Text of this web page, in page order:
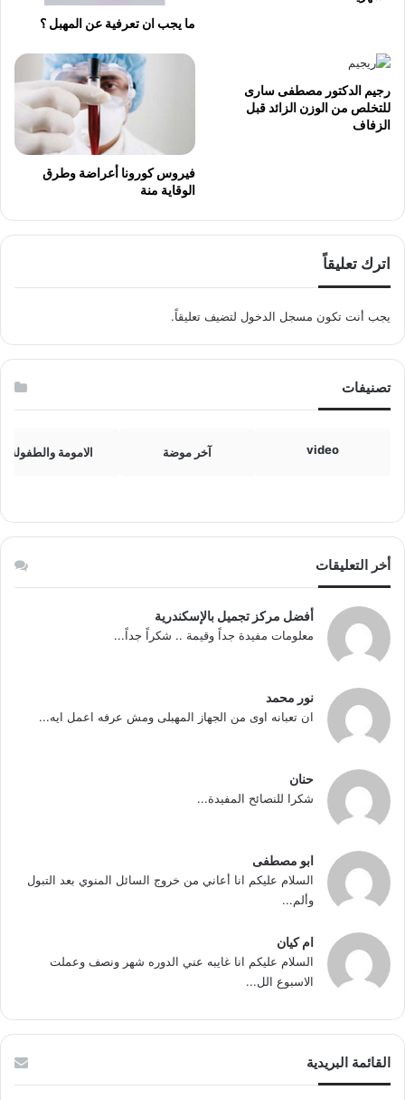
ما يجب ان تعرفية عن المهبل ؟
رجيم الدكتور مصطفى سارى
للتخلص من الوزن الزائد قبل
الزفاف
فيروس كورونا أعراضة وطرق
الوقاية منة
اترك تعليقاً
يجب أنت تكون مسجل الدخول لتضيف تعليقاً.
تصنيفات
video آخر موضة الامومة والطفولة
أخر التعليقات
أفضل مركز تجميل بالإسكندرية
معلومات مفيدة جداً وقيمة .. شكراً جداً...
نور محمد
ان تعبانه اوى من الجهاز المهبلى ومش عرفه اعمل ايه...
حنان
شكرا للنصائح المفيدة...
ابو مصطفى
السلام عليكم انا أعاني من خروج السائل المنوي بعد التبول
وألم...
ام كيان
السلام عليكم انا غايبه عني الدوره شهر ونصف وعملت
الاسبوع الل...
القائمة البريدية